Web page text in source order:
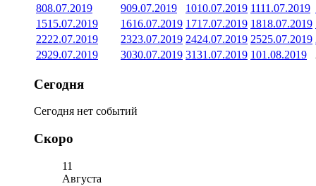
808.07.2019 909.07.2019 1010.07.2019 1111.07.2019
1515.07.2019 1616.07.2019 1717.07.2019 1818.07.2019
2222.07.2019 2323.07.2019 2424.07.2019 2525.07.2019
2929.07.2019 3030.07.2019 3131.07.2019 101.08.2019
Сегодня
Сегодня нет событий
Скоро
11
Августа